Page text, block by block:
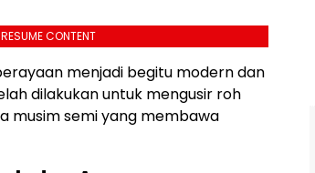
CONTENT
menjadi begitu modern dan
dilakukan untuk mengusir roh
musim semi yang membawa